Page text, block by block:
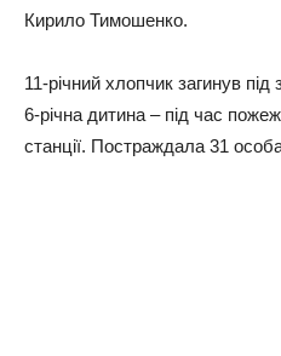
Кирило Тимошенко.
11-річний хлопчик загинув
6-річна дитина – під час
станції. Постраждала 31